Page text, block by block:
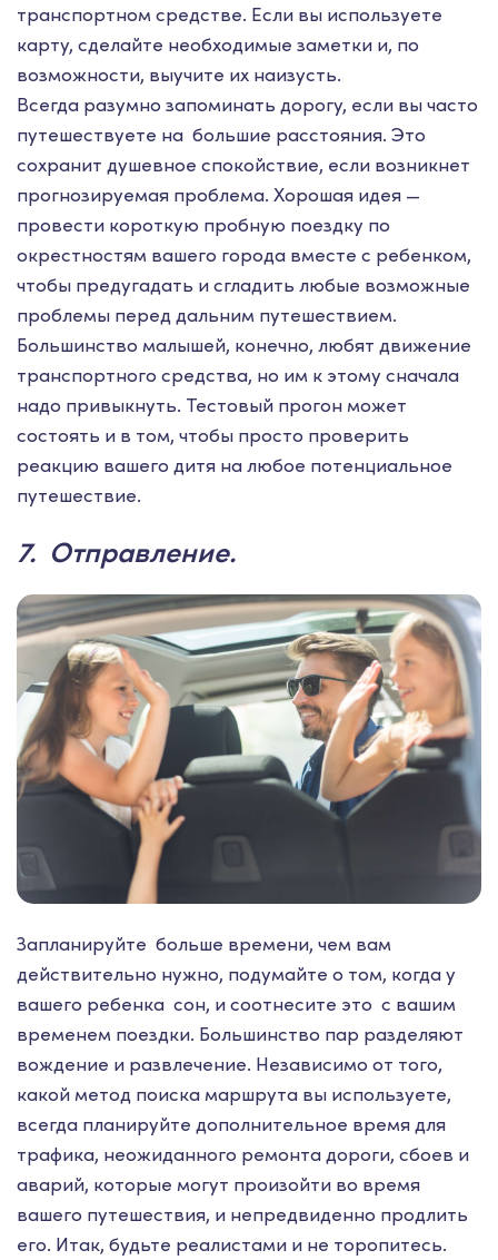
транспортном средстве. Если вы используете
карту, сделайте необходимые заметки и, по
возможности, выучите их наизусть.
Всегда разумно запоминать дорогу, если вы часто
путешествуете на большие расстояния. Это
сохранит душевное спокойствие, если возникнет
прогнозируемая проблема. Хорошая идея —
провести короткую пробную поездку по
окрестностям вашего города вместе с ребенком,
чтобы предугадать и сгладить любые возможные
проблемы перед дальним путешествием.
Большинство малышей, конечно, любят движение
транспортного средства, но им к этому сначала
надо привыкнуть. Тестовый прогон может
состоять и в том, чтобы просто проверить
реакцию вашего дитя на любое потенциальное
путешествие.
7. Отправление.
Запланируйте больше времени, чем вам
действительно нужно, подумайте о том, когда у
вашего ребенка сон, и соотнесите это с вашим
временем поездки. Большинство пар разделяют
вождение и развлечение. Независимо от того,
какой метод поиска маршрута вы используете,
всегда планируйте дополнительное время для
трафика, неожиданного ремонта дороги, сбоев и
аварий, которые могут произойти во время
вашего путешествия, и непредвиденно продлить
его. Итак, будьте реалистами и не торопитесь.